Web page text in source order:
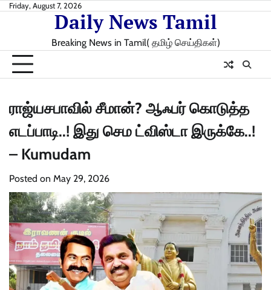
SkipFriday, August 7, 2026
Daily News Tamil
Breaking News in Tamil( தமிழ் செய்திகள்)
ராஜ்யசபாவில் சீமான்? ஆஃபர் கொடுத்த
எடப்பாடி..! இது செம ட்விஸ்டா இருக்கே..!
– Kumudam
Posted on May 29, 2026